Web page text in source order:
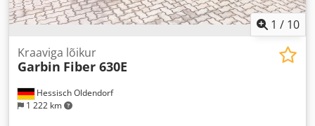
1 / 10
Hessisch Oldendorf
1 222 km
Kraaviga lõikur
Garbin Fiber 630E